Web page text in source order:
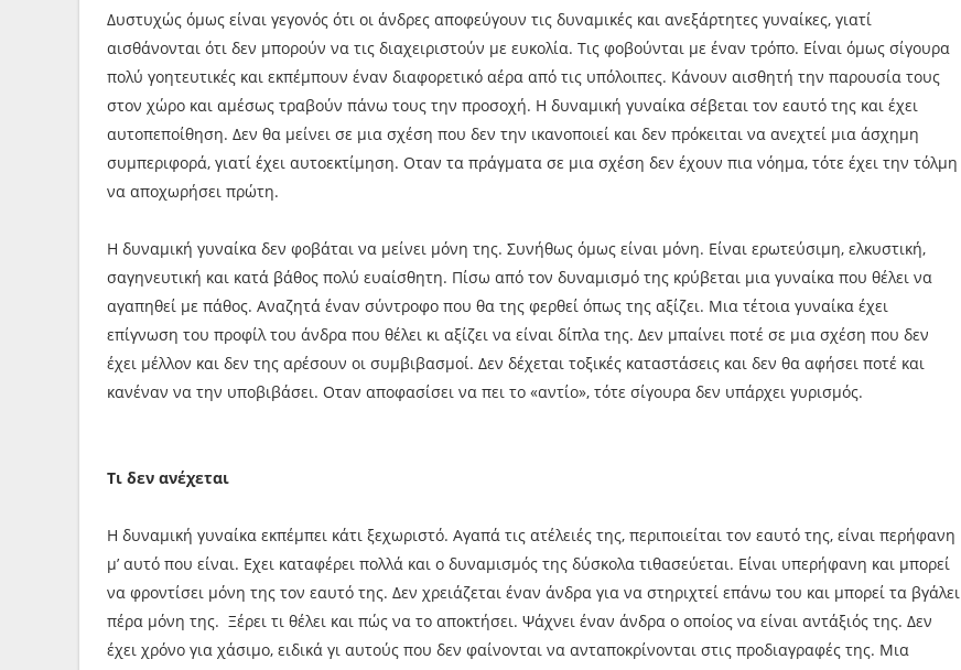
Δυστυχώς όμως είναι γεγονός ότι οι άνδρες αποφεύγουν τις δυναμικές και ανεξάρτητες γυναίκες, γιατί
αισθάνονται ότι δεν μπορούν να τις διαχειριστούν με ευκολία. Τις φοβούνται με έναν τρόπο. Είναι όμως σίγουρα
πολύ γοητευτικές και εκπέμπουν έναν διαφορετικό αέρα από τις υπόλοιπες. Κάνουν αισθητή την παρουσία τους
στον χώρο και αμέσως τραβούν πάνω τους την προσοχή. Η δυναμική γυναίκα σέβεται τον εαυτό της και έχει
αυτοπεποίθηση. Δε ν θα μείνει σε μια σχέση που δεν την ικανοποιεί και δεν πρόκειται να ανεχτεί μια άσχημη
συμπεριφορά, γιατί έχει αυτοεκτίμηση. Οταν τα πράγματα σε μια σχέση δεν έχουν πια νόημα, τότε έχει την τόλμη
να αποχωρήσει πρώτη.
Η δυναμική γυναίκα δεν φοβάται να μείνει μόνη της. Συνήθως όμως είναι μόνη. Είναι ερωτεύσιμη, ελκυστική,
σαγηνευτική και κατά βάθος πολύ ευαίσθητη. Πίσω από τον δυναμισμό της κρύβεται μια γυναίκα που θέλει να
αγαπηθεί με πάθος. Αναζητά έναν σύντροφο που θα της φερθεί όπως της αξίζει. Μια τέτοια γυναίκα έχει
επίγνωση του προφίλ του άνδρα που θέλει κι αξίζει να είναι δίπλα της. Δεν μπαίνει ποτέ σε μια σχέση που δεν
έχει μέλλον και δεν της αρέσουν οι συμβιβασμοί. Δεν δέχεται τοξικές καταστάσεις και δεν θα αφήσει ποτέ και
κανέναν να την υποβιβάσει. Οταν αποφασίσει να πει το «αντίο», τότε σίγουρα δεν υπάρχει γυρισμός.
Τι δεν ανέχεται
Η δυναμική γυναίκα εκπέμπει κάτι ξεχωριστό. Αγαπά τις ατέλειές της, περιποιείται τον εαυτό της, είναι περήφανη
μ’ αυτό που είναι. Εχει καταφέρει πολλά και ο δυναμισμός της δύσκολα τιθασεύεται. Είναι υπερήφανη και μπορεί
να φροντίσει μόνη της τον εαυτό της. Δεν χρειάζεται έναν άνδρα για να στηριχτεί επάνω του και μπορεί τα βγάλει
πέρα μόνη της. Ξέρει τι θέλει και πώς να το αποκτήσει. Ψάχνει έναν άνδρα ο οποίος να είναι αντάξιός της. Δεν
έχει χρόνο για χάσιμο, ειδικά γι αυτούς που δεν φαίνονται να ανταποκρίνονται στις προδιαγραφές της. Μια